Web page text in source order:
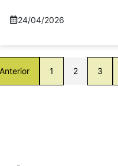
24/04/2026
1 2 3